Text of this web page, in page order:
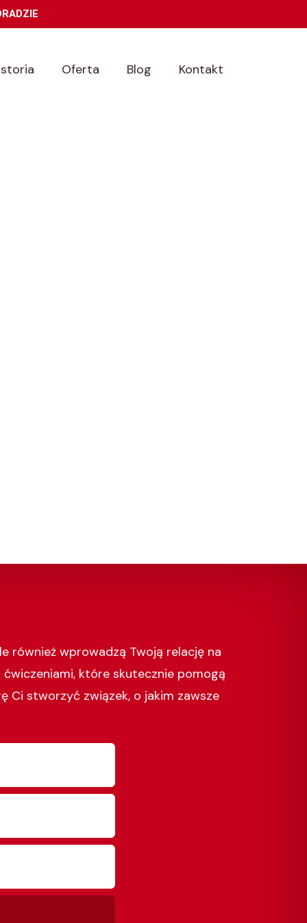
Oferta Blog Kontakt
również wprowadzą Twoją relację na
które skutecznie pomogą
Ci stworzyć związek, o jakim zawsze